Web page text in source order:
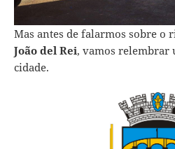
Mas antes de falarmos sobre o
João del Rei, vamos relembrar
cidade.